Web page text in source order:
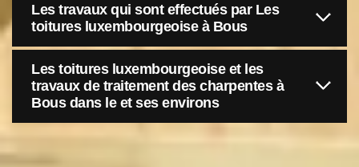
Les travaux qui sont effectués par Les
toitures luxembourgeoise à Bous
Les toitures luxembourgeoise et les
travaux de traitement des charpentes à
Bous dans le et ses environs